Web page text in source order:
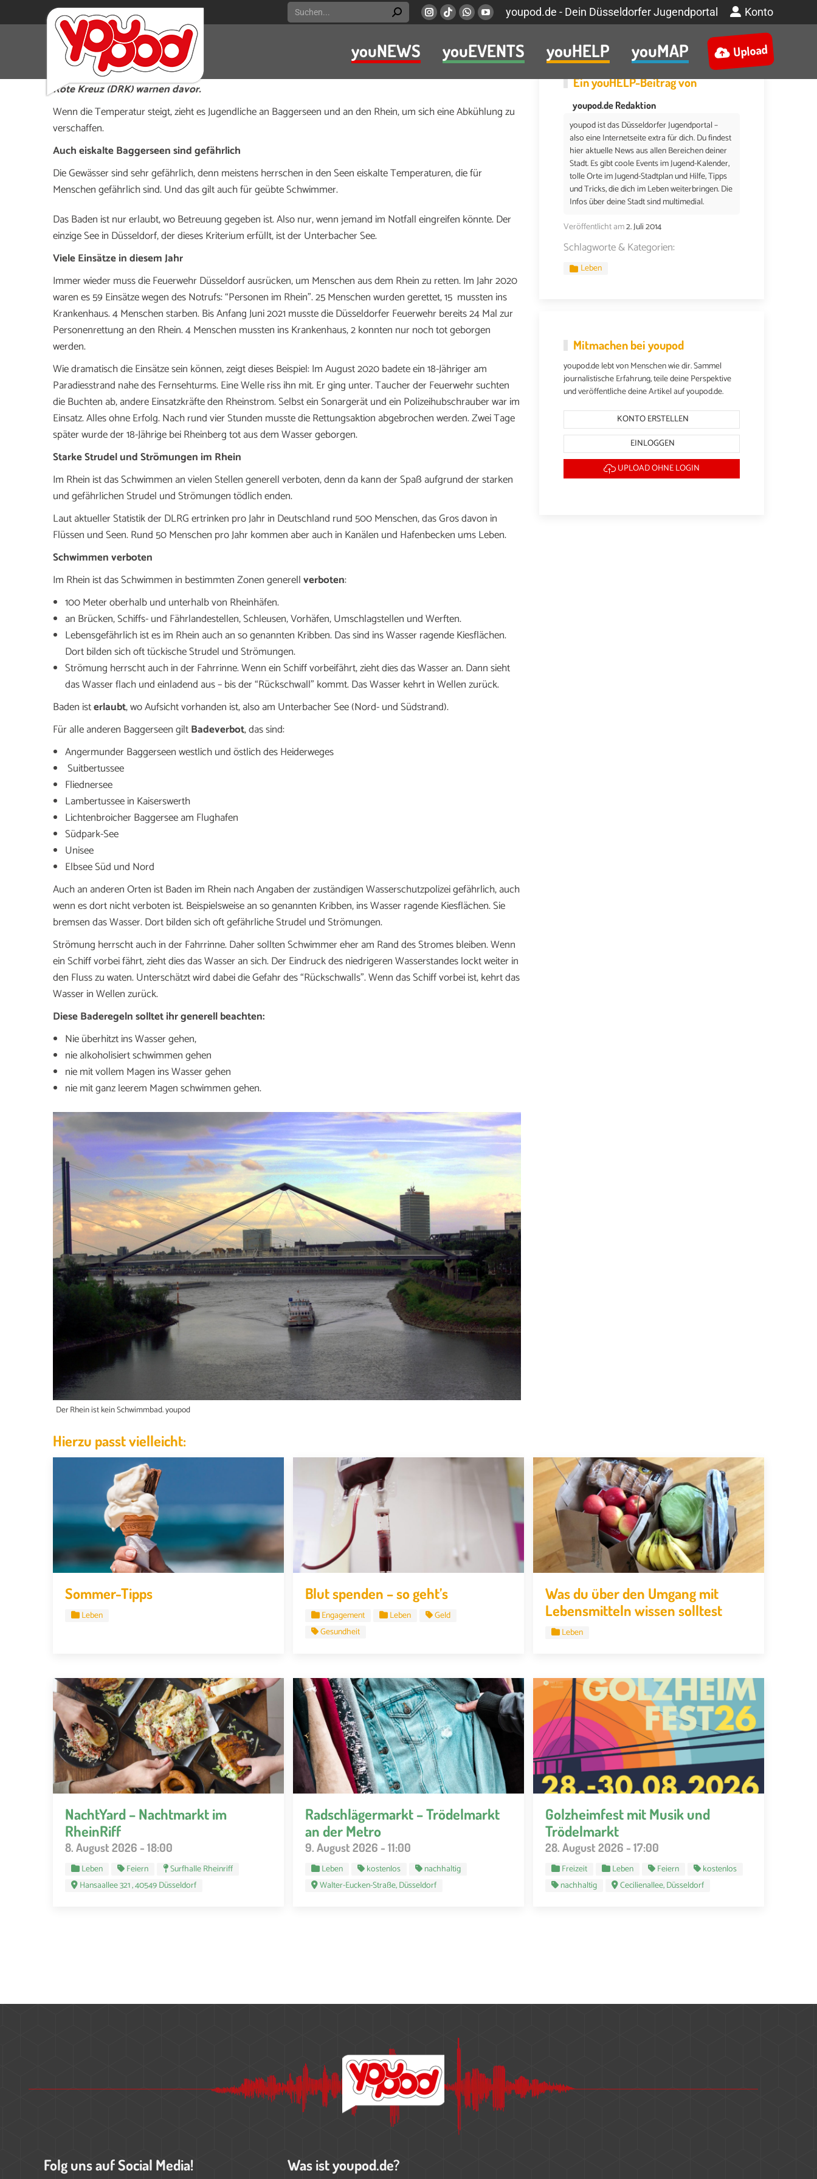
Search:
Instagram
opens
new
Viber
opens
in
new
Whatsapp
opens
in
new
YouTube
opens
in
new
youpod.de - Dein Düsseldorfer Jugendportal Konto
youNEWS youEVENTS youHELP youMAP Upload
Selbst für geübte Schwimmer ist es lebensgefährlich, im Rhein schwimmen zu gehen. Feuerwehr,
Wasserwacht, Wasserschutzpolizei, Deutsche Lebensrettungsgesellschaft (DLRG) und das Deutsche
Rote Kreuz (DRK) warnen davor.
Wenn die Temperatur steigt, zieht es Jugendliche an Baggerseen und an den Rhein, um sich eine Abkühlung zu
verschaffen.
Auch eiskalte Baggerseen sind gefährlich
Die Gewässer sind sehr gefährlich, denn meistens herrschen in den Seen eiskalte Temperaturen, die für
Menschen gefährlich sind. Und das gilt auch für geübte Schwimmer.
Das Baden ist nur erlaubt, wo Betreuung gegeben ist. Also nur, wenn jemand im Notfall eingreifen könnte. Der
einzige See in Düsseldorf, der dieses Kriterium erfüllt, ist der Unterbacher See.
Viele Einsätze in diesem Jahr
Immer wieder muss die Feuerwehr Düsseldorf ausrücken, um Menschen aus dem Rhein zu retten. Im Jahr 2020
waren es 59 Einsätze wegen des Notrufs: “Personen im Rhein”. 25 Menschen wurden gerettet, 15 mussten ins
Krankenhaus. 4 Menschen starben. Bis Anfang Juni 2021 musste die Düsseldorfer Feuerwehr bereits 24 Mal zur
Personenrettung an den Rhein. 4 Menschen mussten ins Krankenhaus, 2 konnten nur noch tot geborgen
werden.
Wie dramatisch die Einsätze sein können, zeigt dieses Beispiel: Im August 2020 badete ein 18-Jähriger am
Paradiesstrand nahe des Fernsehturms. Eine Welle riss ihn mit. Er ging unter. Taucher der Feuerwehr suchten
die Buchten ab, andere Einsatzkräfte den Rheinstrom. Selbst ein Sonargerät und ein Polizeihubschrauber war im
Einsatz. Alles ohne Erfolg. Nach rund vier Stunden musste die Rettungsaktion abgebrochen werden. Zwei Tage
später wurde der 18-Jährige bei Rheinberg tot aus dem Wasser geborgen.
Starke Strudel und Strömungen im Rhein
Im Rhein ist das Schwimmen an vielen Stellen generell verboten, denn da kann der Spaß aufgrund der starken
und gefährlichen Strudel und Strömungen tödlich enden.
Laut aktueller Statistik der DLRG ertrinken pro Jahr in Deutschland rund 500 Menschen, das Gros davon in
Flüssen und Seen. Rund 50 Menschen pro Jahr kommen aber auch in Kanälen und Hafenbecken ums Leben.
Schwimmen verboten
Im Rhein ist das Schwimmen in bestimmten Zonen generellverboten:
100 Meter oberhalb und unterhalb von Rheinhäfen.
an Brücken, Schiffs- und Fährlandestellen, Schleusen, Vorhäfen, Umschlagstellen und Werften.
Lebensgefährlich ist es im Rhein auch an so genannten Kribben. Das sind ins Wasser ragende Kiesflächen.
Dort bilden sich oft tückische Strudel und Strömungen.
Strömung herrscht auch in der Fahrrinne. Wenn ein Schiff vorbeifährt, zieht dies das Wasser an. Dann sieht
das Wasser flach und einladend aus – bis der “Rückschwall” kommt. Das Wasser kehrt in Wellen zurück.
Baden isterlaubt, wo Aufsicht vorhanden ist, also am Unterbacher See (Nord- und Südstrand).
Für alle anderen Baggerseen giltBadeverbot, das sind:
Angermunder Baggerseen westlich und östlich des Heiderweges
Suitbertussee
Fliednersee
Lambertussee in Kaiserswerth
Lichtenbroicher Baggersee am Flughafen
Südpark-See
Unisee
Elbsee Süd und Nord
Auch an anderen Orten ist Baden im Rhein nach Angaben der zuständigen Wasserschutzpolizei gefährlich, auch
wenn es dort nicht verboten ist. Beispielsweise an so genannten Kribben, ins Wasser ragende Kiesflächen. Sie
bremsen das Wasser. Dort bilden sich oft gefährliche Strudel und Strömungen.
Strömung herrscht auch in der Fahrrinne. Daher sollten Schwimmer eher am Rand des Stromes bleiben. Wenn
ein Schiff vorbei fährt, zieht dies das Wasser an sich. Der Eindruck des niedrigeren Wasserstandes lockt weiter in
den Fluss zu waten. Unterschätzt wird dabei die Gefahr des “Rückschwalls”. Wenn das Schiff vorbei ist, kehrt das
Wasser in Wellen zurück.
Diese Baderegeln solltet ihr generell beachten:
Nie überhitzt ins Wasser gehen,
nie alkoholisiert schwimmen gehen
nie mit vollem Magen ins Wasser gehen
nie mit ganz leerem Magen schwimmen gehen.
Der Rhein ist kein Schwimmbad. youpod
EinyouHELP-Beitrag von
youpod.de Redaktion
youpod ist das Düsseldorfer Jugendportal –
also eine Internetseite extra für dich. Du findest
hier aktuelle News aus allen Bereichen deiner
Stadt. Es gibt coole Events im Jugend-Kalender,
tolle Orte im Jugend-Stadtplan und Hilfe, Tipps
und Tricks, die dich im Leben weiterbringen. Die
Infos über deine Stadt sind multimedial.
Veröffentlicht am2. Juli 2014
Schlagworte & Kategorien:
Leben
Mitmachen bei youpod
youpod.de lebt von Menschen wie dir. Sammel
journalistische Erfahrung, teile deine Perspektive
und veröffentliche deine Artikel auf youpod.de.
KONTO ERSTELLEN
EINLOGGEN
UPLOAD OHNE LOGIN
Hierzu passt vielleicht:
Sommer-Tipps
Leben
Blut spenden – so geht’s
Engagement Leben
Geld
Gesundheit
Was du über den Umgang mit
Lebensmitteln wissen solltest
Leben
NachtYard – Nachtmarkt im
RheinRiff
8. August 2026 - 18:00
Leben Feiern
Surfhalle Rheinriff
Hansaallee 321 , 40549 Düsseldorf
Radschlägermarkt – Trödelmarkt
an der Metro
9. August 2026 - 11:00
Leben kostenlos
nachhaltig
Walter-Eucken-Straße, Düsseldorf
Golzheimfest mit Musik und
Trödelmarkt
28. August 2026 - 17:00
Freizeit Leben Feiern
kostenlos
nachhaltig
Cecilienallee, Düsseldorf
Folg uns auf Social Media! Was ist youpod.de?